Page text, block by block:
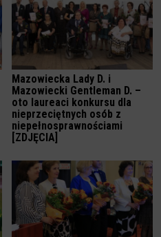
Mazowiecka Lady D. i
Mazowiecki Gentleman D. –
oto laureaci konkursu dla
nieprzeciętnych osób z
niepełnosprawnościami
[ZDJĘCIA]